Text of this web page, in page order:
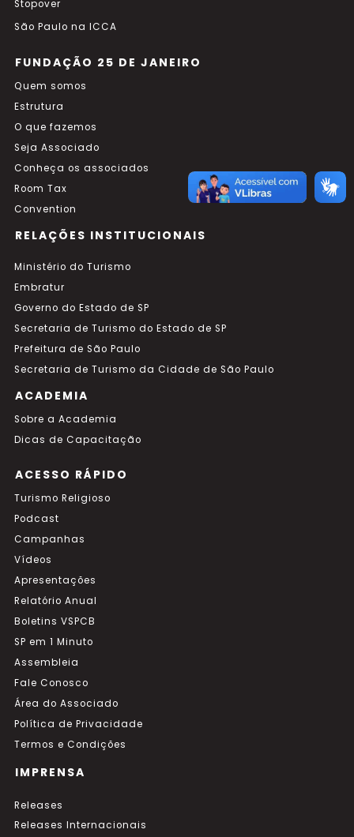
Stopover
São Paulo na ICCA
FUNDAÇÃO 25 DE JANEIRO
Quem somos
Estrutura
O que fazemos
Seja Associado
Conheça os associados
Room Tax
Convention
RELAÇÕES INSTITUCIONAIS
Ministério do Turismo
Embratur
Governo do Estado de SP
Secretaria de Turismo do Estado de SP
Prefeitura de São Paulo
Secretaria de Turismo da Cidade de São Paulo
ACADEMIA
Sobre a Academia
Dicas de Capacitação
ACESSO RÁPIDO
Turismo Religioso
Podcast
Campanhas
Vídeos
Apresentações
Relatório Anual
Boletins VSPCB
SP em 1 Minuto
Assembleia
Fale Conosco
Área do Associado
Política de Privacidade
Termos e Condições
IMPRENSA
Releases
Releases Internacionais